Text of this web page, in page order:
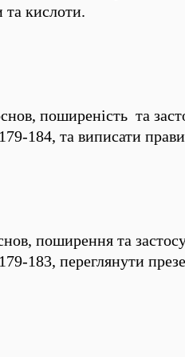
та кислоти.
поширеність та
184, та виписати
поширення та
183, переглянути